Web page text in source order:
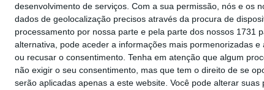
desenvolvimento de serviços. Com a sua permissão, nós e os
dados de geolocalização precisos através da procura de
processamento por nossa parte e pela parte dos nossos 1731
alternativa, pode aceder a informações mais pormenorizadas
ou recusar o consentimento. Tenha em atenção que algum
não exigir o seu consentimento, mas que tem o direito de se
serão aplicadas apenas a este website. Você pode alterar